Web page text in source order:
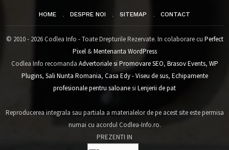
HOME DESPRE NOI SITEMAP CONTACT
© 2010 - 2026 Codlea Info - Toate Drepturile Rezervate. In colaborare cu Perfect
Pixel&Mentenanta WordPress
Codlea Info recomanda Advertoriale si Promovare SEO, Brasov Events, WP
Plugins, Sali Nunta Romania, Casa Edy - Viseu de sus, Echipamente
profesionale pentru saloanesi Lenjerii de pat
Reproducerea integrala sau partiala a materialelor de pe acest site este permisa
numai cu acordul Codlea-Info.ro.
PREZENTI IN